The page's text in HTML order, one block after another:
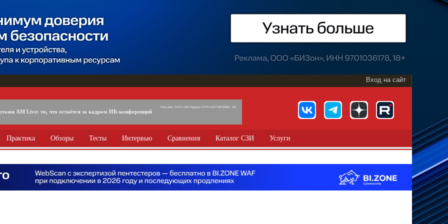
Вход на сайт
AM Live: то, что остаётся за кадром ИБ-конференций
Реклама. ООО «АМ Медиа» ОГРН 1077746725891, 18+
Практика Обзоры Тесты Интервью Сравнения Каталог СЗИ Услуги